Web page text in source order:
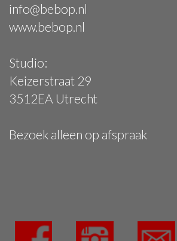
info@bebop.nl
www.bebop.nl
Studio:
Keizerstraat 29
3512EA Utrecht
Bezoek alleen op afspraak